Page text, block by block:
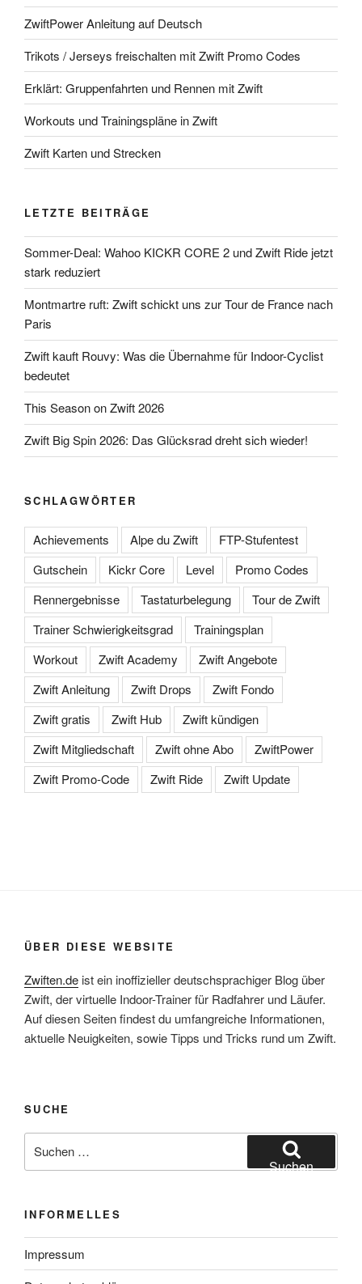
ZwiftPower Anleitung auf Deutsch
Trikots / Jerseys freischalten mit Zwift Promo Codes
Erklärt: Gruppenfahrten und Rennen mit Zwift
Workouts und Trainingspläne in Zwift
Zwift Karten und Strecken
LETZTE BEITRÄGE
Sommer-Deal: Wahoo KICKR CORE 2 und Zwift Ride jetzt
stark reduziert
Montmartre ruft: Zwift schickt uns zur Tour de France nach
Paris
Zwift kauft Rouvy: Was die Übernahme für Indoor-Cyclist
bedeutet
This Season on Zwift 2026
Zwift Big Spin 2026: Das Glücksrad dreht sich wieder!
SCHLAGWÖRTER
Achievements Alpe du Zwift
FTP-Stufentest
Gutschein
Kickr Core Level
Promo Codes
Rennergebnisse
Tastaturbelegung
Tour de Zwift
Trainer Schwierigkeitsgrad
Trainingsplan
Workout
Zwift Academy
Zwift Angebote
Zwift Anleitung
Zwift Drops
Zwift Fondo
Zwift gratis
Zwift Hub
Zwift kündigen
Zwift Mitgliedschaft
Zwift ohne Abo
ZwiftPower
Zwift Promo-Code
Zwift Ride Zwift Update
ÜBER DIESE WEBSITE
Zwiften.de ist ein inoffizieller deutschsprachiger Blog über
Zwift, der virtuelle Indoor-Trainer für Radfahrer und Läufer.
Auf diesen Seiten findest du umfangreiche Informationen,
aktuelle Neuigkeiten, sowie Tipps und Tricks rund um Zwift.
SUCHE
nach:
Suchen
INFORMELLES
Impressum